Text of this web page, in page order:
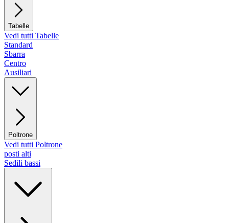
Tabelle
Vedi tutti Tabelle
Standard
Sbarra
Centro
Ausiliari
Poltrone
Vedi tutti Poltrone
posti alti
Sedili bassi